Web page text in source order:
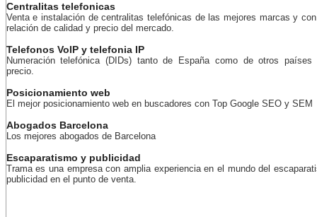
Centralitas telefonicas
Venta e instalación de centralitas telefónicas de las mejores marcas y
relación de calidad y precio del mercado.
Telefonos VoIP y telefonia IP
Numeración telefónica (DIDs) tanto de España como de otros países
precio.
Posicionamiento web
El mejor posicionamiento web en buscadores con Top Google SEO y SEM
Abogados Barcelona
Los mejores abogados de Barcelona
Escaparatismo y publicidad
Trama es una empresa con amplia experiencia en el mundo del
publicidad en el punto de venta.